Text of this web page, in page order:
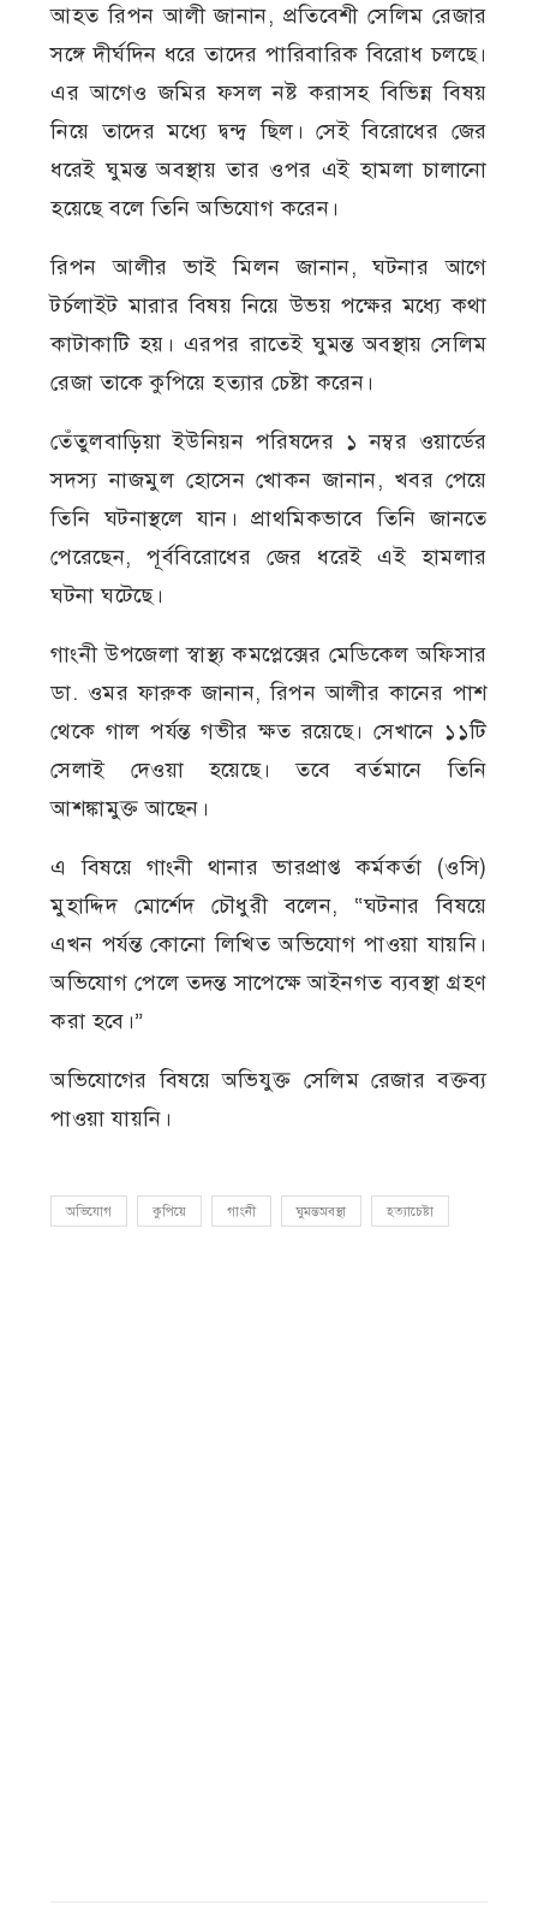
আহত রিপন আলী জানান, প্রতিবেশী সেলিম রেজার
সঙ্গে দীর্ঘদিন ধরে তাদের পারিবারিক বিরোধ চলছে।
এর আগেও জমির ফসল নষ্ট করাসহ বিভিন্ন বিষয়
নিয়ে তাদের মধ্যে দ্বন্দ্ব ছিল। সেই বিরোধের জের
ধরেই ঘুমন্ত অবস্থায় তার ওপর এই হামলা চালানো
হয়েছে বলে তিনি অভিযোগ করেন।
রিপন আলীর ভাই মিলন জানান, ঘটনার আগে
টর্চলাইট মারার বিষয় নিয়ে উভয় পক্ষের মধ্যে কথা
কাটাকাটি হয়। এরপর রাতেই ঘুমন্ত অবস্থায় সেলিম
রেজা তাকে কুপিয়ে হত্যার চেষ্টা করেন।
তেঁতুলবাড়িয়া ইউনিয়ন পরিষদের ১ নম্বর ওয়ার্ডের
সদস্য নাজমুল হোসেন খোকন জানান, খবর পেয়ে
তিনি ঘটনাস্থলে যান। প্রাথমিকভাবে তিনি জানতে
পেরেছেন, পূর্ববিরোধের জের ধরেই এই হামলার
ঘটনা ঘটেছে।
গাংনী উপজেলা স্বাস্থ্য কমপ্লেক্সের মেডিকেল অফিসার
ডা. ওমর ফারুক জানান, রিপন আলীর কানের পাশ
থেকে গাল পর্যন্ত গভীর ক্ষত রয়েছে। সেখানে ১১টি
সেলাই দেওয়া হয়েছে। তবে বর্তমানে তিনি
আশঙ্কামুক্ত আছেন।
এ বিষয়ে গাংনী থানার ভারপ্রাপ্ত কর্মকর্তা (ওসি)
মুহাদ্দিদ মোর্শেদ চৌধুরী বলেন, “ঘটনার বিষয়ে
এখন পর্যন্ত কোনো লিখিত অভিযোগ পাওয়া যায়নি।
অভিযোগ পেলে তদন্ত সাপেক্ষে আইনগত ব্যবস্থা গ্রহণ
করা হবে।”
অভিযোগের বিষয়ে অভিযুক্ত সেলিম রেজার বক্তব্য
পাওয়া যায়নি।
অভিযোগ কুপিয়ে গাংনী ঘুমন্তঅবস্থা হত্যাচেষ্টা